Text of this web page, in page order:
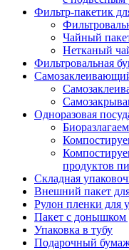
Фильтр-пакетик
Чайный
Нетканый
Фильтровальная
Одноразовая
продуктов
Складная
Внешний пакет
Рулон пленки для
Пакет с донышком
Упаковка в тубу
Подарочный